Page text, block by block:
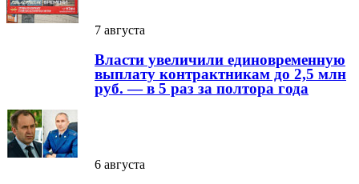
7 августа
Власти увеличили единовременную
выплату контрактникам до 2,5 млн
руб. — в 5 раз за полтора года
6 августа